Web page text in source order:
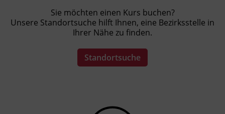
Sie möchten einen Kurs buchen?
Unsere Standortsuche hilft Ihnen, eine Bezirksstelle in
Ihrer Nähe zu finden.
Standortsuche